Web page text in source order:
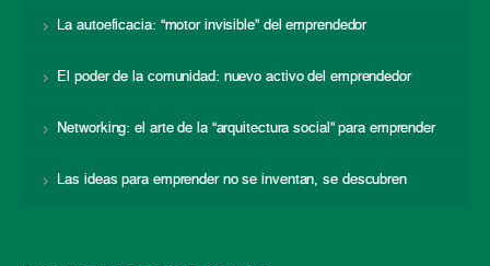
La autoeficacia: “motor invisible” del emprendedor
El poder de la comunidad: nuevo activo del emprendedor
Networking: el arte de la “arquitectura social” para emprender
Las ideas para emprender no se inventan, se descubren